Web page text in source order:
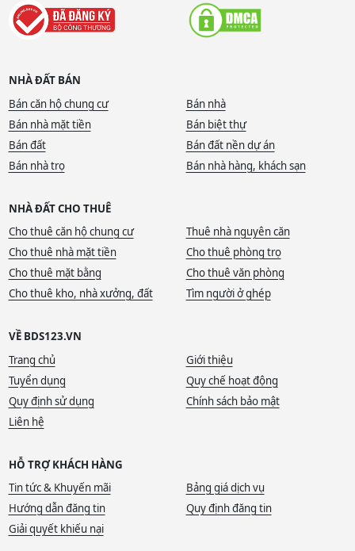
NHÀ ĐẤT BÁN
Bán căn hộ chung cư
Bán nhà
Bán nhà mặt tiền
Bán biệt thự
Bán đất
Bán đất nền dự án
Bán nhà trọ
Bán nhà hàng, khách sạn
NHÀ ĐẤT CHO THUÊ
Cho thuê căn hộ chung cư
Thuê nhà nguyên căn
Cho thuê nhà mặt tiền
Cho thuê phòng trọ
Cho thuê mặt bằng
Cho thuê văn phòng
Cho thuê kho, nhà xưởng, đất
Tìm người ở ghép
VỀ BDS123.VN
Trang chủ
Giới thiệu
Tuyển dụng
Quy chế hoạt động
Quy định sử dụng
Chính sách bảo mật
Liên hệ
HỖ TRỢ KHÁCH HÀNG
Tin tức & Khuyến mãi
Bảng giá dịch vụ
Hướng dẫn đăng tin
Quy định đăng tin
Giải quyết khiếu nại